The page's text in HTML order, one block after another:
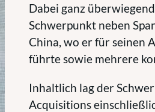
Dabei ganz
Schwerpunkt neben
China, wo er für seinen
führte sowie mehrere
Inhaltlich lag der
Acquisitions